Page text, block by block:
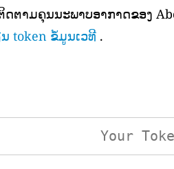
ຕາມຄຸນນະພາບອາກາດຂອງ
token ຂໍ້ມູນເວທີ .